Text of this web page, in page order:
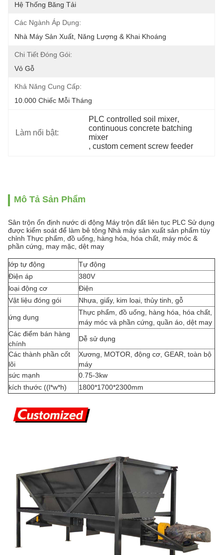
Hệ Thống Băng Tải
Các Ngành Áp Dụng:
Nhà Máy Sản Xuất, Năng Lượng & Khai Khoáng
Chi Tiết Đóng Gói:
Vỏ Gỗ
Khả Năng Cung Cấp:
10.000 Chiếc Mỗi Tháng
Làm nổi bật:
PLC controlled soil mixer,
continuous concrete batching
mixer
, custom cement screw feeder
Mô Tả Sản Phẩm
Sân trộn ổn định nước di động Máy trộn đất liên tục PLC Sử dụng
được kiểm soát để làm bê tông Nhà máy sản xuất sản phẩm tùy
chỉnh Thực phẩm, đồ uống, hàng hóa, hóa chất, máy móc &
phần cứng, may mặc, dệt may
lớp tự động
Tự động
Điện áp
380V
loại động cơ
Điện
Vật liệu đóng gói
Nhựa, giấy, kim loại, thủy tinh, gỗ
ứng dụng
Thực phẩm, đồ uống, hàng hóa, hóa chất,
máy móc và phần cứng, quần áo, dệt may
Các điểm bán hàng
chính
Dễ sử dụng
Các thành phần cốt
lõi
Xương, MOTOR, động cơ, GEAR, toàn bộ
máy
sức mạnh
0.75-3kw
kích thước ((l*w*h)
1800*1700*2300mm